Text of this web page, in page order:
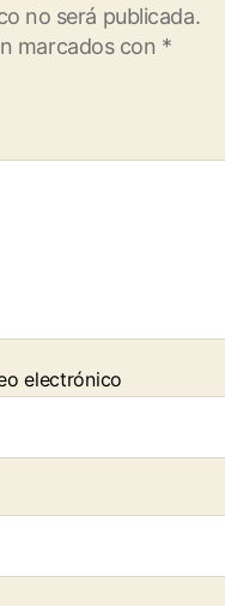
no será publicada.
marcados con *
electrónico